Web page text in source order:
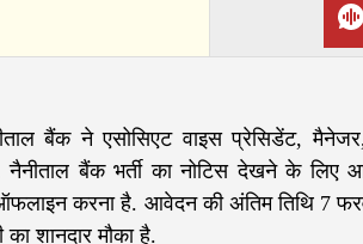
बैंक ने एसोसिएट वाइस प्रेसिडेंट,
नैनीताल बैंक भर्ती का नोटिस देखने के लिए
करना है. आवेदन की अंतिम तिथि 7
शानदार मौका है.